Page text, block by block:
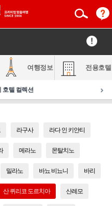
여행정보 전용호텔
호텔 컬렉션 ›
라구사 라다 인 키안티
메라노 몬탈치노
밀라노 바뇨 비뇨니 바리
산 퀴리코 도르치아 산레모